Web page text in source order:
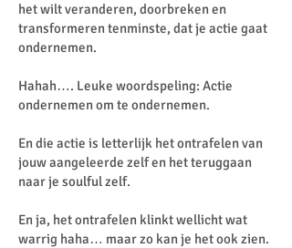
het wilt veranderen, doorbreken en
transformeren tenminste, dat je actie gaat
ondernemen.
Hahah…. Leuke woordspeling: Actie
ondernemen om te ondernemen.
En die actie is letterlijk het ontrafelen van
jouw aangeleerde zelf en het teruggaan
naar je soulful zelf.
En ja, het ontrafelen klinkt wellicht wat
warrig haha… maar zo kan je het ook zien.